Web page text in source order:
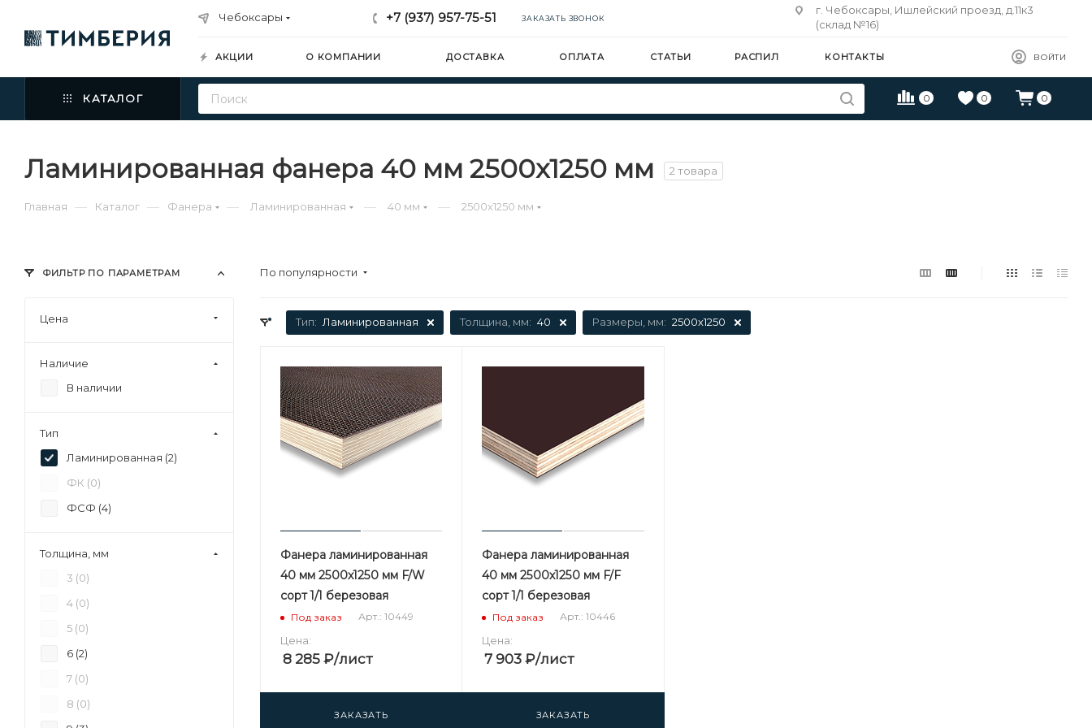
Чебоксары +7 (937) 957-75-51 ЗАКАЗАТЬ ЗВОНОК
г. Чебоксары, Ишлейский проезд, д.11к3
(склад №16)
ВОЙТИ
АКЦИИ О КОМПАНИИ ДОСТАВКА ОПЛАТА СТАТЬИ РАСПИЛ КОНТАКТЫ
0 0 0
КАТАЛОГ
Ламинированная фанера 40 мм 2500х1250 мм 2 товара
Главная — Каталог — Фанера — Ламинированная — 40 мм — 2500х1250 мм
По популярности
Тип: Ламинированная Толщина, мм: 40 Размеры, мм: 2500х1250
Фанера ламинированная
40 мм 2500х1250 мм F/W
сорт 1/1 березовая
Под заказ Арт.: 10449
Цена:
8 285 ₽/лист
ЗАКАЗАТЬ
Фанера ламинированная
40 мм 2500х1250 мм F/F
сорт 1/1 березовая
Под заказ Арт.: 10446
Цена:
7 903 ₽/лист
ЗАКАЗАТЬ
ФИЛЬТР ПО ПАРАМЕТРАМ
Цена
Наличие
В наличии
Тип
Ламинированная (2)
ФК (0)
ФСФ (4)
Толщина, мм
3 (0)
4 (0)
5 (0)
6 (2)
7 (0)
8 (0)